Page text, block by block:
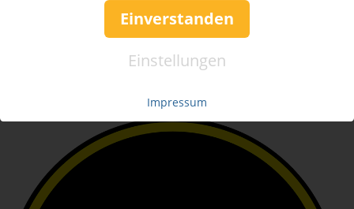
Einverstanden
Einstellungen
Impressum